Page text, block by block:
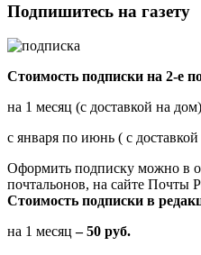
Подпишитесь на газету
Стоимость подписки на 2-е
на 1 месяц (с доставкой на
с января по июнь ( с
Оформить подписку можно в
почтальонов, на сайте Почты
Стоимость подписки в
на 1 месяц – 50 руб.